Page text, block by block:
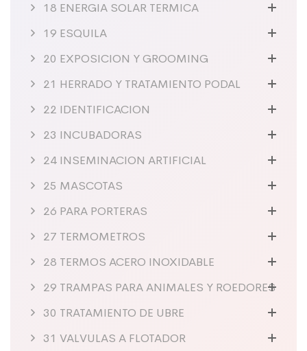
18 ENERGIA SOLAR TERMICA
19 ESQUILA
20 EXPOSICION Y GROOMING
21 HERRADO Y TRATAMIENTO PODAL
22 IDENTIFICACION
23 INCUBADORAS
24 INSEMINACION ARTIFICIAL
25 MASCOTAS
26 PARA PORTERAS
27 TERMOMETROS
28 TERMOS ACERO INOXIDABLE
29 TRAMPAS PARA ANIMALES Y ROEDORES
30 TRATAMIENTO DE UBRE
31 VALVULAS A FLOTADOR